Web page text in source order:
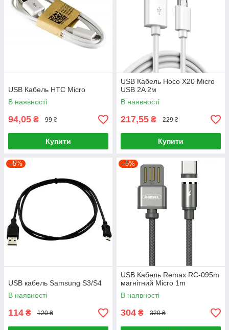
USB Кабель HTC Micro
В наявності
94,05 ₴ 99 ₴
Купити
USB Кабель Hoco X20 Micro
USB 2A 2м
В наявності
217,55 ₴ 229 ₴
Купити
–5%
USB кабель Samsung S3/S4
В наявності
114 ₴ 120 ₴
–5%
USB Кабель Remax RC-095m
магнітний Micro 1m
В наявності
304 ₴ 320 ₴